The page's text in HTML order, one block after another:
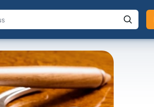
Fale com a IA Buscar no Jus